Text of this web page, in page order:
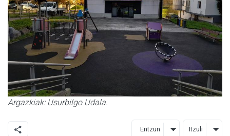
Argazkiak: Usurbilgo Udala.
Entzun Itzuli